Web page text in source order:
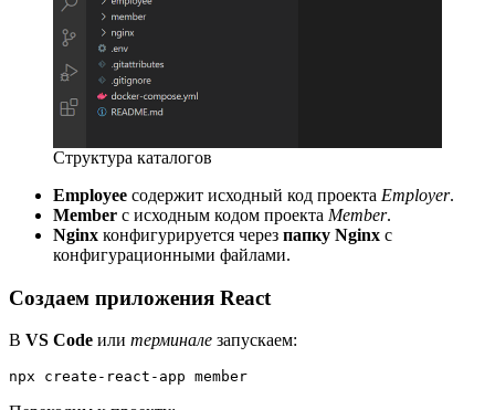
Структура каталогов
Employee содержит исходный код проекта Employer.
Member с исходным кодом проекта Member.
Nginx конфигурируется через папку Nginx с
конфигурационными файлами.
Создаем приложения React
В VS Code или терминале запускаем:
npx create-react-app member